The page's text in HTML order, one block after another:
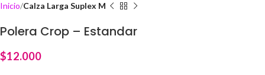
Inicio Calza Larga Suplex M
Polera Crop – Estandar
$12.000